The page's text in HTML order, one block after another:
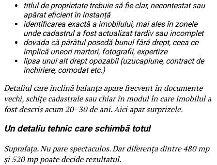
titlul de proprietate trebuie să fie clar, necontestat sau
apărat eficient în instanță
identificarea exactă a imobilului, mai ales în zonele
unde cadastrul a fost actualizat tardiv sau incomplet
dovada că pârâtul posedă bunul fără drept, ceea ce
implică uneori martori, fotografii, expertize
lipsa unui alt drept opozabil (uzucapiune, contract de
închiriere, comodat etc.)
Detaliul care înclină balanța apare frecvent în documente
vechi, schițe cadastrale sau chiar în modul în care imobilul a
fost descris acum 20–30 de ani. Aici apar surprizele.
Un detaliu tehnic care schimbă totul
Suprafața. Nu pare spectaculos. Dar diferența dintre 480 mp
și 520 mp poate decide rezultatul.